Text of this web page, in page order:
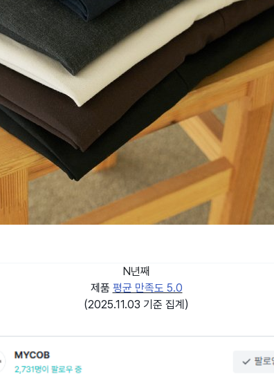
N년째
제품 평균 만족도 5.0
(2025.11.03 기준 집계)